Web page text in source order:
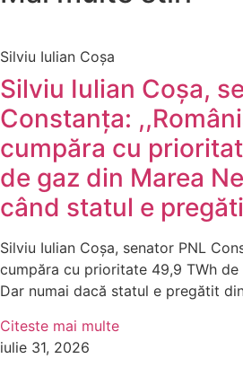
Silviu Iulian Coșa
Silviu Iulian Coșa,
Constanța:
cumpăra cu
de gaz din Marea
când statul e
Silviu Iulian Coșa, senator PNL
cumpăra cu prioritate 49,9 TWh de
Dar numai dacă statul e pregătit
Citeste mai multe
iulie 31, 2026